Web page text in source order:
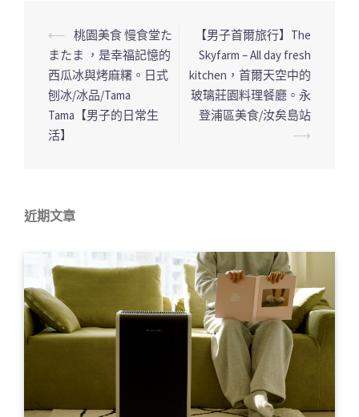
文
章
導
覽
列
⟵ 桃園美食 慢食堂た
またま ，是幸福記憶的
西瓜冰與烤麻糬。日式
刨冰/冰品/Tama
Tama【男子的日常生
活】
【男子首爾旅行】The
Skyfarm – All day fresh
kitchen，首爾天空中的
玻璃莊園料理餐廳。永
登浦區美食/汝矣島站
⟶
近期文章